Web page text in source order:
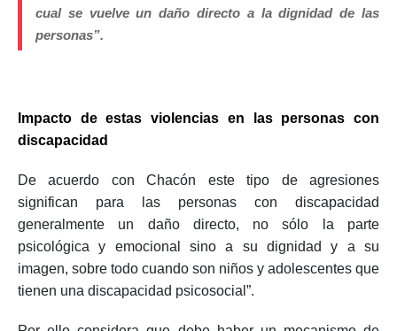
cual se vuelve un daño directo a la dignidad de las
personas”.
Impacto de estas violencias en las personas con
discapacidad
De acuerdo con Chacón este tipo de agresiones
significan para las personas con discapacidad
generalmente un daño directo, no sólo la parte
psicológica y emocional sino a su dignidad y a su
imagen, sobre todo cuando son niños y adolescentes que
tienen una discapacidad psicosocial”.